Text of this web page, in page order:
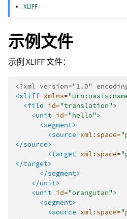
XLIFF
示例文件
示例 XLIFF 文件：
<?xml version="1.0"
<xliff xmlns=
<file id="translation">
<unit id="hello">
<segment>
<source xml:space=
</source>
<target xml:space=
</target>
</segment>
</unit>
<unit id="orangutan">
<segment>
<source xml:space=